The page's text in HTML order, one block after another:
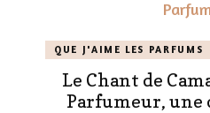
QUE J'AIME LES PARFUMS
Le Chant de
Parfumeur, une